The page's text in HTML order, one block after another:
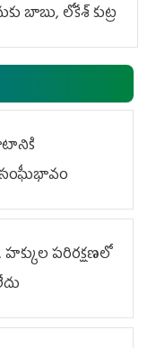
బాబు, లోకేశ్ కుట్ర
పరిరక్షణలో